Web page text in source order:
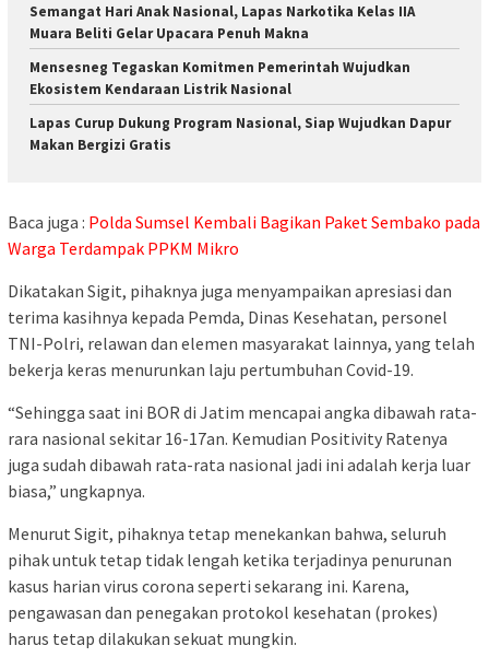
Semangat Hari Anak Nasional, Lapas Narkotika Kelas IIA
Muara Beliti Gelar Upacara Penuh Makna
Mensesneg Tegaskan Komitmen Pemerintah Wujudkan
Ekosistem Kendaraan Listrik Nasional
Lapas Curup Dukung Program Nasional, Siap Wujudkan Dapur
Makan Bergizi Gratis
Baca juga : Polda Sumsel Kembali Bagikan Paket Sembako pada
Warga Terdampak PPKM Mikro
Dikatakan Sigit, pihaknya juga menyampaikan apresiasi dan
terima kasihnya kepada Pemda, Dinas Kesehatan, personel
TNI-Polri, relawan dan elemen masyarakat lainnya, yang telah
bekerja keras menurunkan laju pertumbuhan Covid-19.
“Sehingga saat ini BOR di Jatim mencapai angka dibawah rata-
rara nasional sekitar 16-17an. Kemudian Positivity Ratenya
juga sudah dibawah rata-rata nasional jadi ini adalah kerja luar
biasa,” ungkapnya.
Menurut Sigit, pihaknya tetap menekankan bahwa, seluruh
pihak untuk tetap tidak lengah ketika terjadinya penurunan
kasus harian virus corona seperti sekarang ini. Karena,
pengawasan dan penegakan protokol kesehatan (prokes)
harus tetap dilakukan sekuat mungkin.